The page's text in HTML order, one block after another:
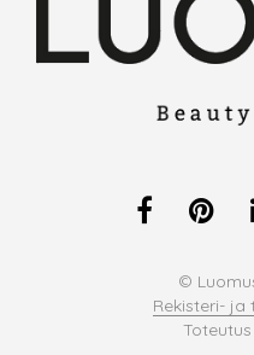
©
Rekisteri-
Toteutus